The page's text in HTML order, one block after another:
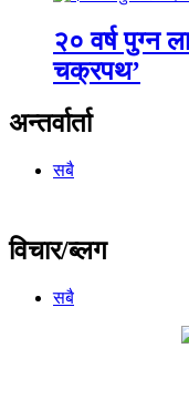
२० वर्ष पुग्न
चक्रपथ’
अन्तर्वार्ता
सबै
विचार/ब्लग
सबै